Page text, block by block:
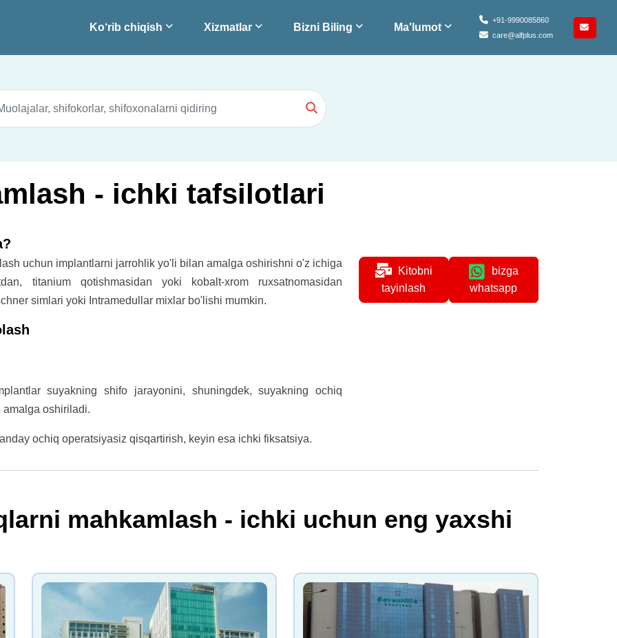
+91-9990085860
care@alfplus.com
Ko‘rib chiqish Xizmatlar Bizni Biling Ma'lumot
- ichki tafsilotlari
uchun implantlarni jarrohlik yo'li bilan amalga oshirishni o'z ichiga
titanium qotishmasidan yoki kobalt-xrom ruxsatnomasidan
simlari yoki Intramedullar mixlar bo'lishi mumkin.
suyakning shifo jarayonini, shuningdek, suyakning ochiq
oshiriladi.
ochiq operatsiyasiz qisqartirish, keyin esa ichki fiksatsiya.
Kitobni
tayinlash
bizga
whatsapp
mahkamlash - ichki uchun eng yaxshi